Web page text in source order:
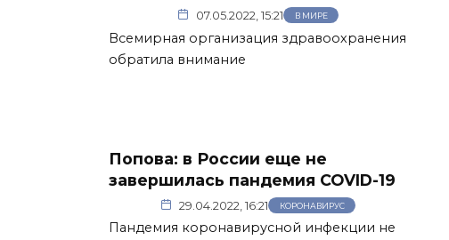
07.05.2022, 15:21 В МИРЕ
Всемирная организация здравоохранения
обратила внимание
Попова: в России еще не
завершилась пандемия COVID-19
29.04.2022, 16:21 КОРОНАВИРУС
Пандемия коронавирусной инфекции не